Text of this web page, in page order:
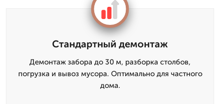
Стандартный демонтаж
Демонтаж забора до 30 м, разборка столбов,
погрузка и вывоз мусора. Оптимально для частного
дома.